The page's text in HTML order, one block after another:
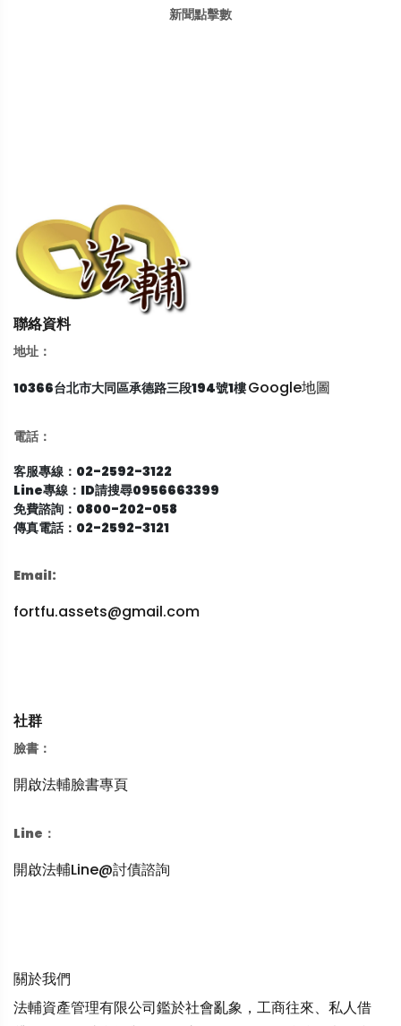
新聞點擊數
聯絡資料
地址：
10366台北市大同區承德路三段194號1樓Google地圖
電話：
客服專線：02-2592-3122
Line專線：ID請搜尋0956663399
免費諮詢：0800-202-058
傳真電話：02-2592-3121
Email:
fortfu.assets@gmail.com
社群
臉書：
開啟法輔臉書專頁
Line：
開啟法輔Line@討債諮詢
關於我們
法輔資產管理有限公司鑑於社會亂象，工商往來、私人借